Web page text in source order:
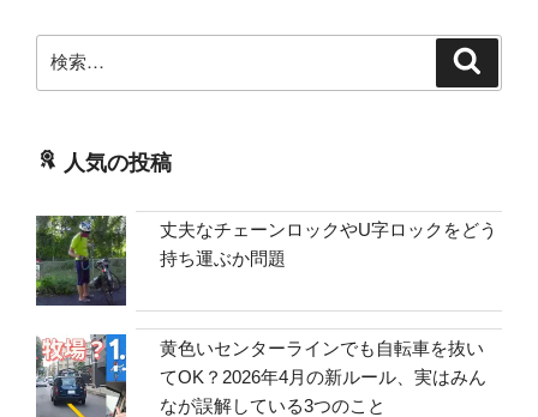
索:
人気の投稿
丈夫なチェーンロックやU字ロックをどう
持ち運ぶか問題
黄色いセンターラインでも自転車を抜い
てOK？2026年4月の新ルール、実はみん
なが誤解している3つのこと